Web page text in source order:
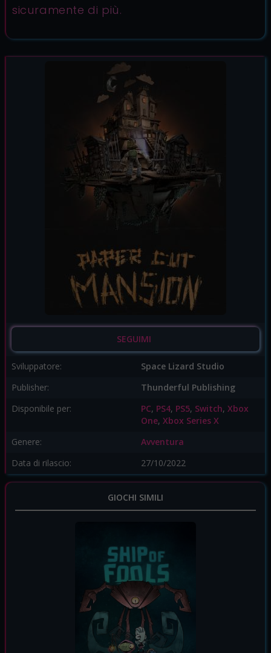
sicuramente di più.
SEGUIMI
Sviluppatore:
Space Lizard Studio
Publisher:
Thunderful Publishing
Disponibile per:
PC, PS4, PS5, Switch, Xbox
One, Xbox Series X
Genere:
Avventura
Data di rilascio:
27/10/2022
GIOCHI SIMILI